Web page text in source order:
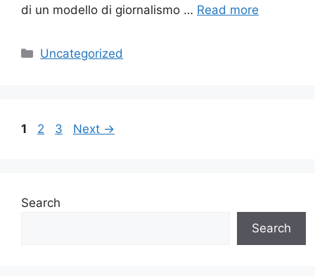
di un modello di giornalismo … Read more
Categories
Uncategorized
Page
1 Page
2 Page
3 Next →
Search
Search